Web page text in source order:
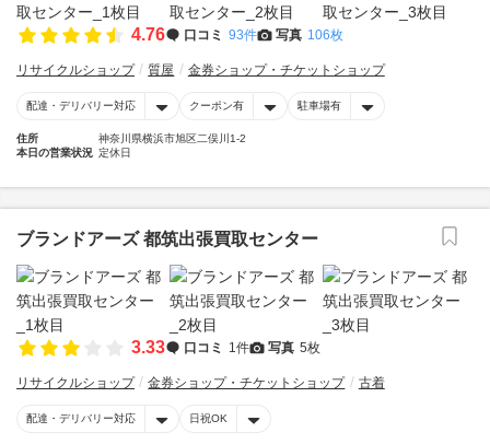
4.76 口コミ 93件 写真 106枚
リサイクルショップ 質屋 金券ショップ・チケットショップ
配達・デリバリー対応 クーポン有 駐車場有
住所
神奈川県横浜市旭区二俣川1-2
本日の営業状況 定休日
ブランドアーズ 都筑出張買取センター
3.33 口コミ 1件 写真 5枚
リサイクルショップ 金券ショップ・チケットショップ 古着
配達・デリバリー対応 日祝OK